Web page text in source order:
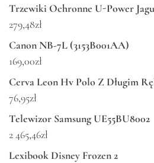
Trzewiki Ochronne U-Power
279,48zł
Canon NB-7L (3153B001AA)
169,00zł
Cerva Leon Hv Polo Z Długim
76,95zł
Telewizor Samsung UE55BU8002
2 465,46zł
Lexibook Disney Frozen 2